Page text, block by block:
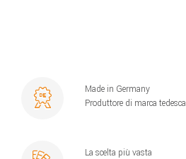
Made in Germany
Produttore di marca tedesca
La scelta più vasta